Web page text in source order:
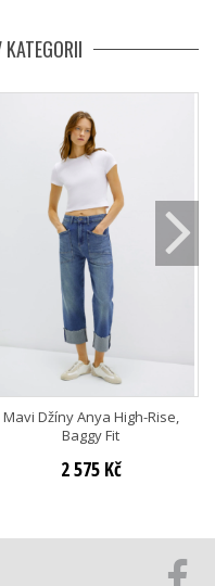
Mavi Džíny Anya High-Rise,
Baggy Fit
2 575 Kč